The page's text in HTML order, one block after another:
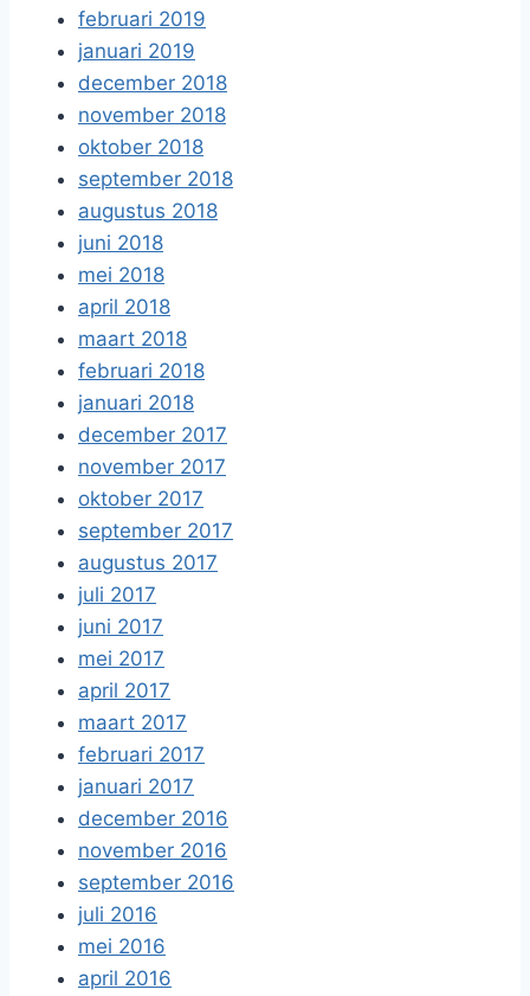
februari 2019
januari 2019
december 2018
november 2018
oktober 2018
september 2018
augustus 2018
juni 2018
mei 2018
april 2018
maart 2018
februari 2018
januari 2018
december 2017
november 2017
oktober 2017
september 2017
augustus 2017
juli 2017
juni 2017
mei 2017
april 2017
maart 2017
februari 2017
januari 2017
december 2016
november 2016
september 2016
juli 2016
mei 2016
april 2016